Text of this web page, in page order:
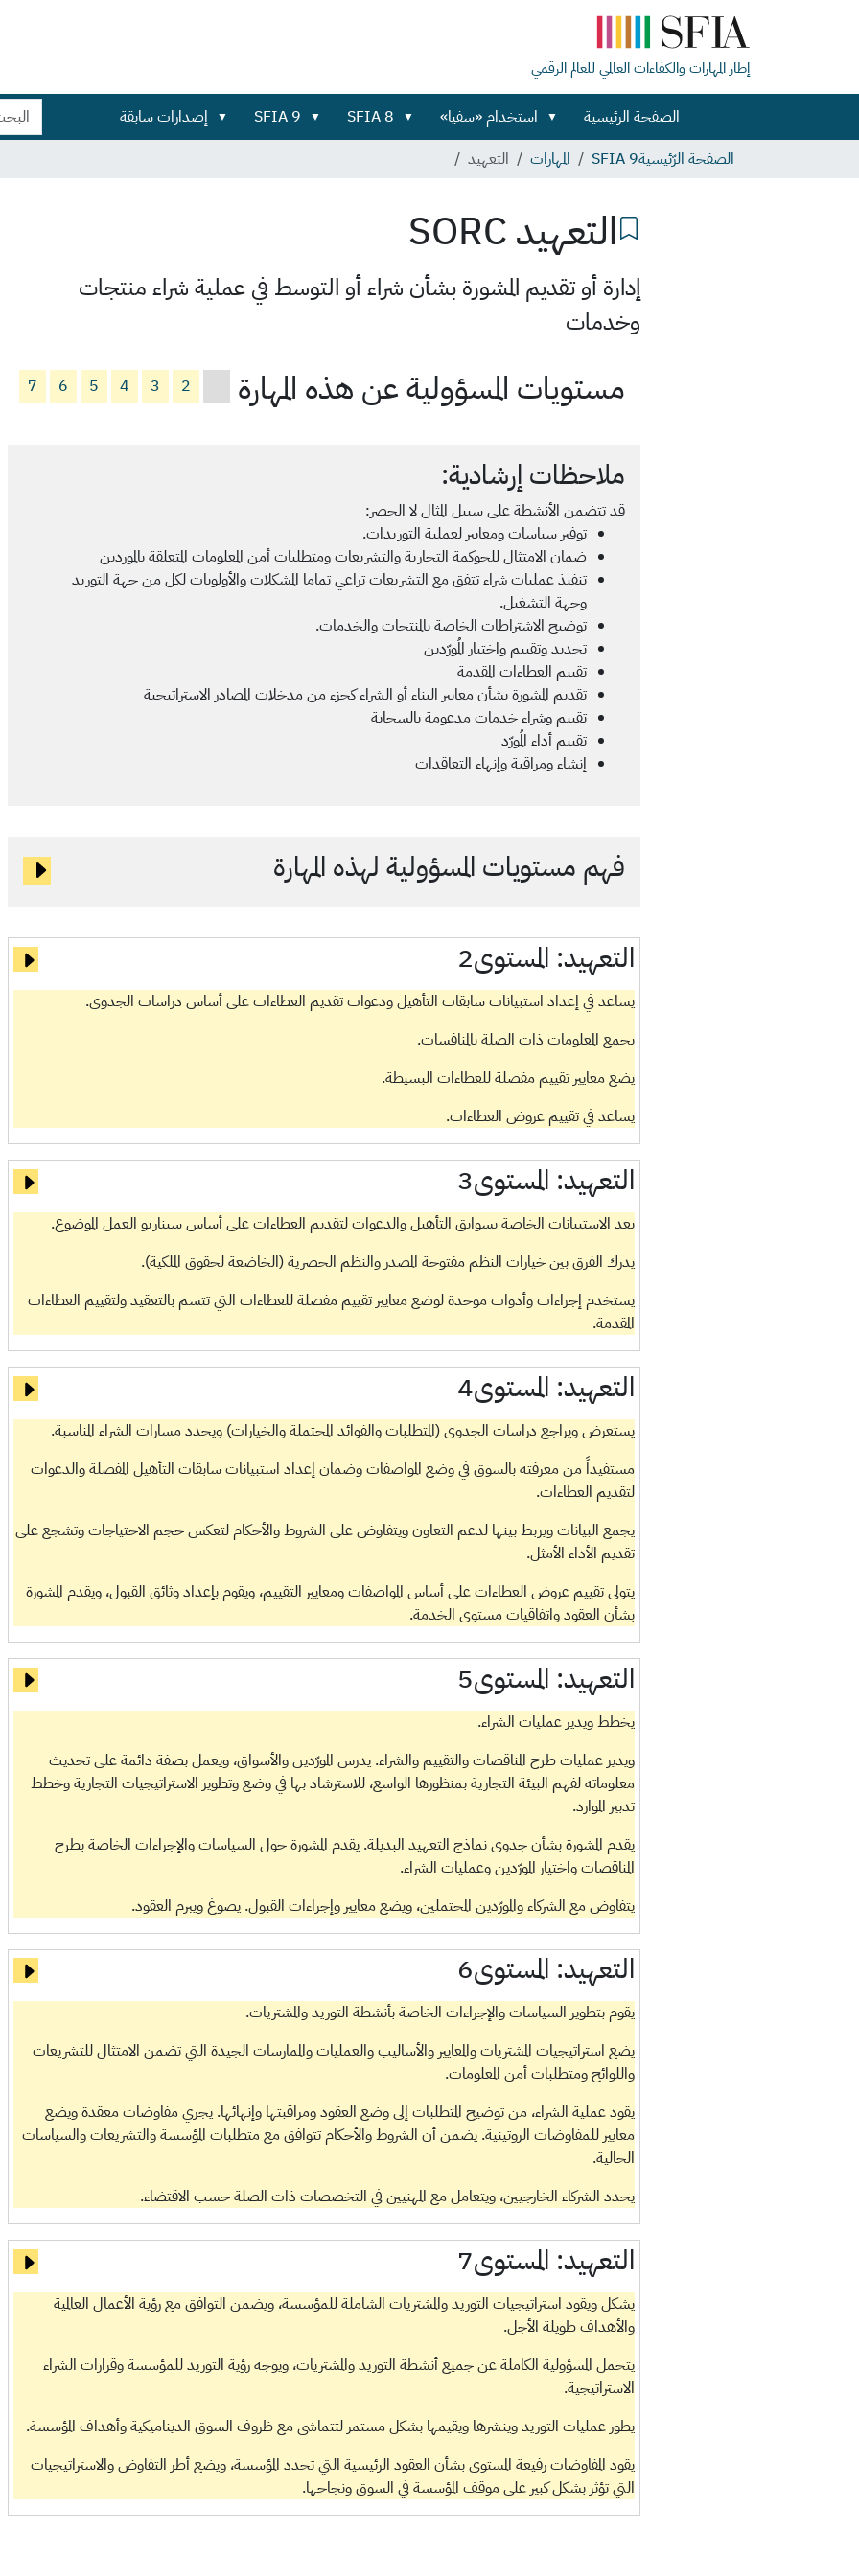
إطار المهارات والكفاءات العالمي للعالم الرقمي
الصفحة الرئيسية استخدام «سفيا» SFIA 8
SFIA 9 إصدارات سابقة
بحث
في
بحث
الصفحة الرّئيسيةSFIA 9 المهارات التعهيد
التعهيدSORC
إدارة أو تقديم المشورة بشأن شراء أو التوسط في عملية شراء منتجات
وخدمات
مستويات المسؤولية عن هذه المهارة 2
3
4
5
6
7
ملاحظات إرشادية:
قد تتضمن الأنشطة على سبيل المثال لا الحصر:
توفير سياسات ومعايير لعملية التوريدات.
ضمان الامتثال للحوكمة التجارية والتشريعات ومتطلبات أمن المعلومات المتعلقة بالموردين
تنفيذ عمليات شراء تتفق مع التشريعات تراعي تماما المشكلات والأولويات لكل من جهة التوريد
وجهة التشغيل.
توضيح الاشتراطات الخاصة بالمنتجات والخدمات.
تحديد وتقييم واختيار المُورّدين
تقييم العطاءات المقدمة
تقديم المشورة بشأن معايير البناء أو الشراء كجزء من مدخلات المصادر الاستراتيجية
تقييم وشراء خدمات مدعومة بالسحابة
تقييم أداء المُورّد
إنشاء ومراقبة وإنهاء التعاقدات
فهم مستويات المسؤولية لهذه المهارة
التعهيد: المستوى2
يساعد في إعداد استبيانات سابقات التأهيل ودعوات تقديم العطاءات على أساس دراسات الجدوى.
يجمع المعلومات ذات الصلة بالمنافسات.
يضع معايير تقييم مفصلة للعطاءات البسيطة.
يساعد في تقييم عروض العطاءات.
التعهيد: المستوى3
يعد الاستبيانات الخاصة بسوابق التأهيل والدعوات لتقديم العطاءات على أساس سيناريو العمل الموضوع.
يدرك الفرق بين خيارات النظم مفتوحة المصدر والنظم الحصرية (الخاضعة لحقوق الملكية).
يستخدم إجراءات وأدوات موحدة لوضع معايير تقييم مفصلة للعطاءات التي تتسم بالتعقيد ولتقييم العطاءات
المقدمة.
التعهيد: المستوى4
يستعرض ويراجع دراسات الجدوى (المتطلبات والفوائد المحتملة والخيارات) ويحدد مسارات الشراء المناسبة.
مستفيداً من معرفته بالسوق في وضع المواصفات وضمان إعداد استبيانات سابقات التأهيل المفصلة والدعوات
لتقديم العطاءات.
يجمع البيانات ويربط بينها لدعم التعاون ويتفاوض على الشروط والأحكام لتعكس حجم الاحتياجات وتشجع على
تقديم الأداء الأمثل.
يتولى تقييم عروض العطاءات على أساس المواصفات ومعايير التقييم، ويقوم بإعداد وثائق القبول، ويقدم المشورة
بشأن العقود واتفاقيات مستوى الخدمة.
التعهيد: المستوى5
يخطط ويدير عمليات الشراء.
ويدير عمليات طرح المناقصات والتقييم والشراء. يدرس المورّدين والأسواق، ويعمل بصفة دائمة على تحديث
معلوماته لفهم البيئة التجارية بمنظورها الواسع، للاسترشاد بها في وضع وتطوير الاستراتيجيات التجارية وخطط
تدبير الموارد.
يقدم المشورة بشأن جدوى نماذج التعهيد البديلة. يقدم المشورة حول السياسات والإجراءات الخاصة بطرح
المناقصات واختيار المورّدين وعمليات الشراء.
يتفاوض مع الشركاء والمورّدين المحتملين، ويضع معايير وإجراءات القبول. يصوغ ويبرم العقود.
التعهيد: المستوى6
يقوم بتطوير السياسات والإجراءات الخاصة بأنشطة التوريد والمشتريات.
يضع استراتيجيات المشتريات والمعايير والأساليب والعمليات والممارسات الجيدة التي تضمن الامتثال للتشريعات
واللوائح ومتطلبات أمن المعلومات.
يقود عملية الشراء، من توضيح المتطلبات إلى وضع العقود ومراقبتها وإنهائها. يجري مفاوضات معقدة ويضع
معايير للمفاوضات الروتينية. يضمن أن الشروط والأحكام تتوافق مع متطلبات المؤسسة والتشريعات والسياسات
الحالية.
يحدد الشركاء الخارجيين، ويتعامل مع المهنيين في التخصصات ذات الصلة حسب الاقتضاء.
التعهيد: المستوى7
يشكل ويقود استراتيجيات التوريد والمشتريات الشاملة للمؤسسة، ويضمن التوافق مع رؤية الأعمال العالمية
والأهداف طويلة الأجل.
يتحمل المسؤولية الكاملة عن جميع أنشطة التوريد والمشتريات، ويوجه رؤية التوريد للمؤسسة وقرارات الشراء
الاستراتيجية.
يطور عمليات التوريد وينشرها ويقيمها بشكل مستمر لتتماشى مع ظروف السوق الديناميكية وأهداف المؤسسة.
يقود المفاوضات رفيعة المستوى بشأن العقود الرئيسية التي تحدد المؤسسة، ويضع أطر التفاوض والاستراتيجيات
التي تؤثر بشكل كبير على موقف المؤسسة في السوق ونجاحها.